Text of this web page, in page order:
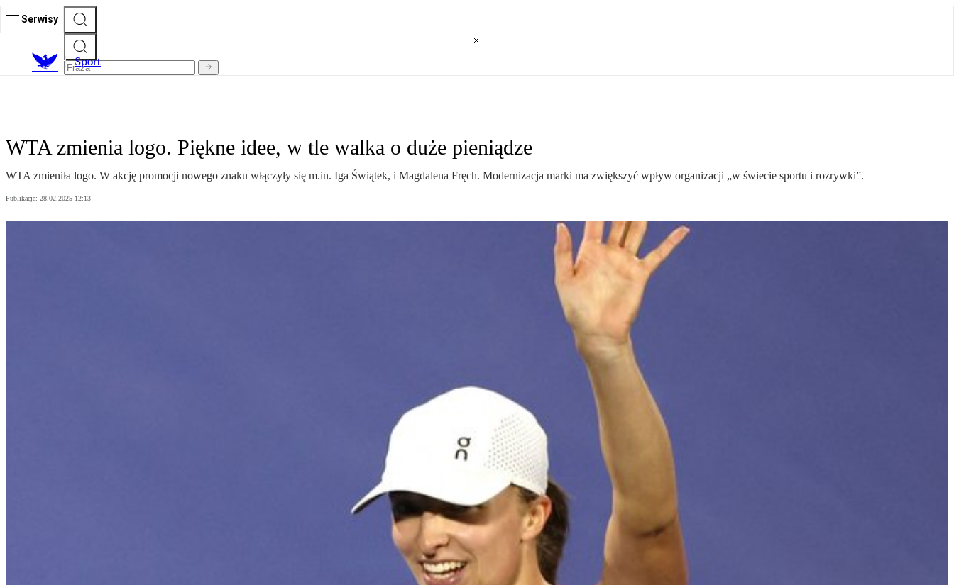
Serwisy
Sport
WTA zmienia logo. Piękne idee, w tle walka o duże pieniądze
WTA zmieniła logo. W akcję promocji nowego znaku włączyły się m.in. Iga Świątek, i Magdalena Fręch. Modernizacja marki ma zwiększyć wpływ organizacji „w świecie sportu i rozrywki”.
Publikacja: 28.02.2025 12:13